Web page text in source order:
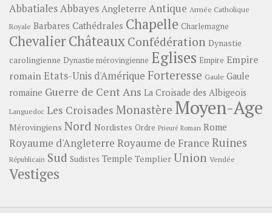
Abbatiales Abbayes Angleterre Antique Armée Catholique
Royale Barbares Cathédrales Chapelle Charlemagne
ChevalierChâteauxConfédération Dynastie
carolingienne Dynastie mérovingienne Eglises Empire Empire
romainEtats-Unis d'Amérique Forteresse Gaule Gaule
romaine Guerre de Cent Ans La Croisade des Albigeois
Languedoc Les Croisades Monastère Moyen-Age
Mérovingiens Nord Nordistes Ordre Prieuré Roman Rome
Royaume d'Angleterre Royaume de France Ruines
Républicain Sud Sudistes Temple Templier Union Vendée
Vestiges